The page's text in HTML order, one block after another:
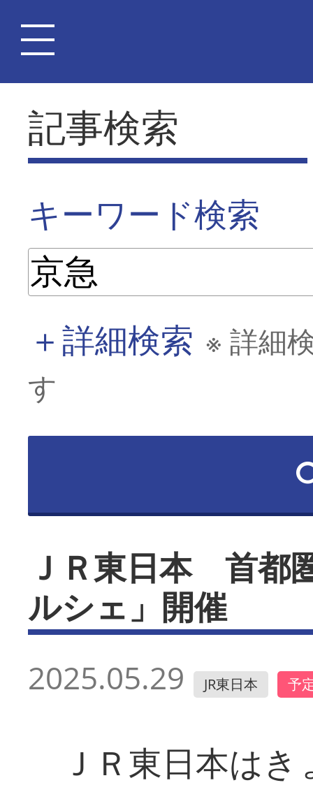
記事検索
キーワード検索
＋詳細検索 ※ 詳細
す
ＪＲ東日本 首都
ルシェ」開催
2025.05.29 JR東日本 予
ＪＲ東日本はき